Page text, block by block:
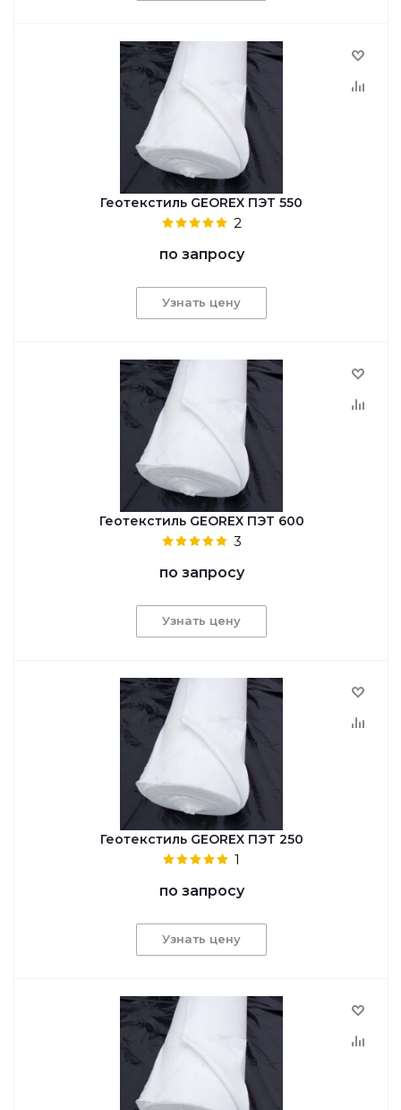
Геотекстиль GEОREX ПЭТ 550
2
по запросу
Узнать цену
Геотекстиль GEОREX ПЭТ 600
3
по запросу
Узнать цену
Геотекстиль GEОREX ПЭТ 250
1
по запросу
Узнать цену